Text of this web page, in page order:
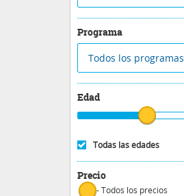
Programa
Todos los programas
Edad
Todas las edades
Precio
- Todos los precios